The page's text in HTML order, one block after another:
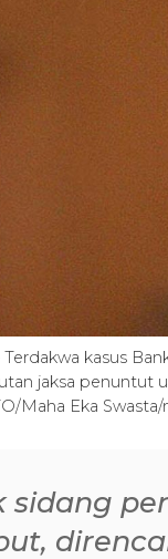
kasus
jaksa penuntut
Maha Eka Swasta/
sidang